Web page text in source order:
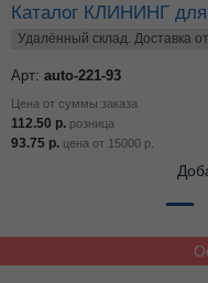
Каталог КЛИНИНГ
Удалённый склад. Доставка
Арт: auto-221-93
Цена от суммы заказа
112.50 р. розница
93.75 р. цена от 15000 р.
–